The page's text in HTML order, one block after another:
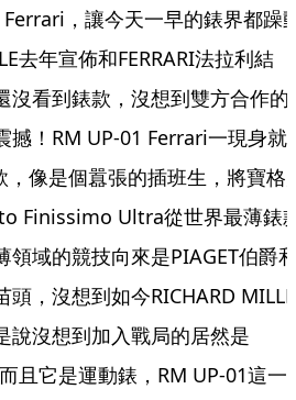
Ferrari，讓今天一早的錶界都躁
去年宣佈和FERRARI法拉利結
沒看到錶款，沒想到雙方合作的
撼！RM UP-01 Ferrari一現身就
像是個囂張的插班生，將寶格
Finissimo Ultra從世界最薄錶
領域的競技向來是PIAGET伯爵
，沒想到如今RICHARD MILLE
說沒想到加入戰局的居然是
且它是運動錶，RM UP-01這一